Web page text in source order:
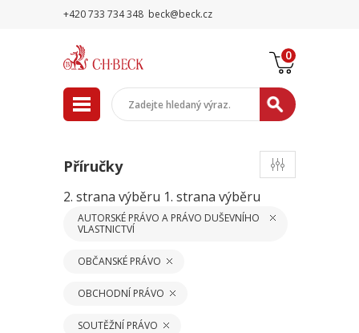
+420 733 734 348 beck@beck.cz
0
Příručky
2. strana výběru 1. strana výběru
AUTORSKÉ PRÁVO A PRÁVO DUŠEVNÍHO
VLASTNICTVÍ
OBČANSKÉ PRÁVO
OBCHODNÍ PRÁVO
SOUTĚŽNÍ PRÁVO